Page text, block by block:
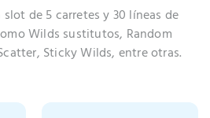
slot de 5 carretes y 30 líneas de
Wilds sustitutos, Random
Sticky Wilds, entre otras.